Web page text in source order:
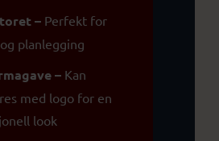
– Perfekt for
planlegging
– Kan
med logo for en
look